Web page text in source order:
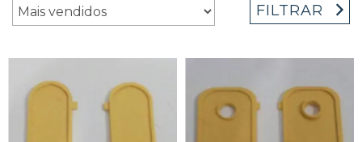
FILTRAR